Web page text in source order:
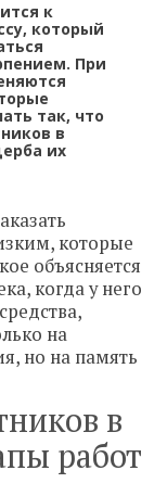
к
который
При
так, что
в
их
которые
объясняется
когда у него
на
но на память
в
работ